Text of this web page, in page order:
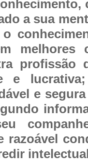
a sua
melhores
profissão
e
e
razoável